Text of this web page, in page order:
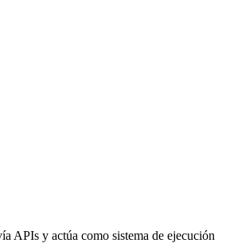
APIs y actúa como sistema de ejecución